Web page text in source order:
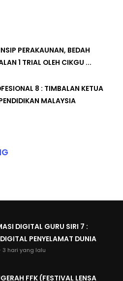
PERAKAUNAN, BEDAH
1 TRIAL OLEH CIKGU ...
8 : TIMBALAN KETUA
MALAYSIA
DIGITAL GURU SIRI 7 :
PENYELAMAT DUNIA
3 hari yang lalu
FFK (FESTIVAL LENSA